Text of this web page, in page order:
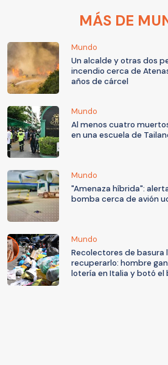
MÁS DE
Mundo
Un alcalde y otras dos
incendio cerca de
años de cárcel
Mundo
Al menos cuatro
en una escuela de
Mundo
"Amenaza híbrida":
bomba cerca de avión
Mundo
Recolectores de basura
recuperarlo: hombre
lotería en Italia y botó el